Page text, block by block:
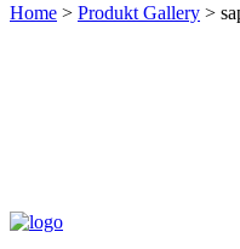
Home > Produkt Gallery >